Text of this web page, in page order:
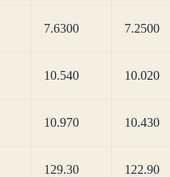
7.6300 7.2500
10.540 10.020
10.970 10.430
129.30 122.90